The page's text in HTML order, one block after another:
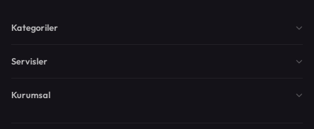
Kategoriler
Servisler
Kurumsal